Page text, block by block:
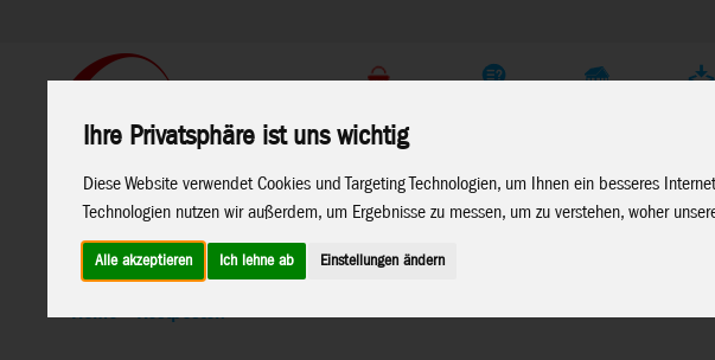
Ihre Privatsphäre ist uns wichtig
Diese Website verwendet Cookies und Targeting Technologien, um Ihnen ein besseres
Technologien nutzen wir außerdem, um Ergebnisse zu messen, um zu verstehen, woher
Alle akzeptieren Ich lehne ab Einstellungen ändern
Home Marken
Home>Restposten